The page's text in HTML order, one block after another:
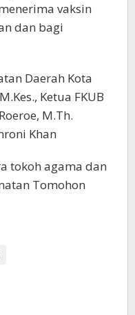
vaksin
dan bagi
Daerah Kota
Ketua FKUB
M.Th.
Khan
tokoh agama dan
Tomohon